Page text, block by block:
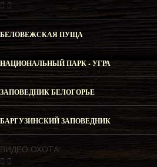
БЕЛОВЕЖСКАЯ ПУЩА
НАЦИОНАЛЬНЫЙ ПАРК - УГРА
ЗАПОВЕДНИК БЕЛОГОРЬЕ
БАРГУЗИНСКИЙ ЗАПОВЕДНИК
ВИДЕО ОХОТА